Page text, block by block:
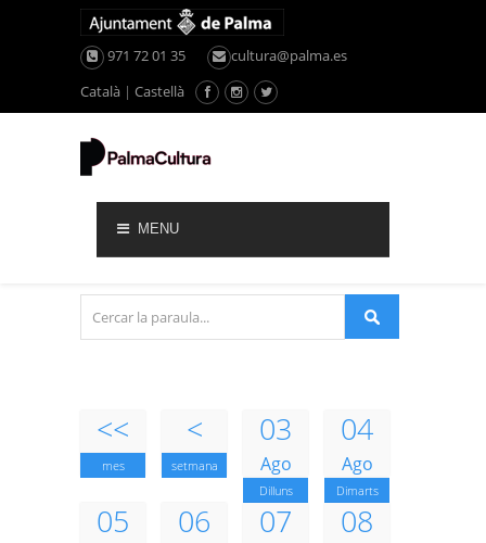
971 72 01 35
cultura@palma.es
Català | Castellà
MENU
<<
mes
<
setmana
03
Ago
Dilluns
04
Ago
Dimarts
05 06 07 08